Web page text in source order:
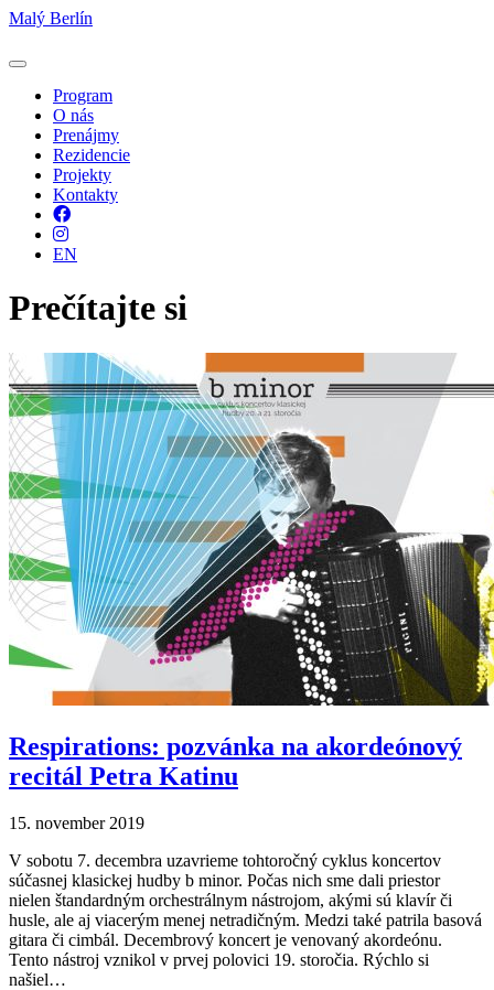
Malý Berlín
Program
O nás
Prenájmy
Rezidencie
Projekty
Kontakty
Facebook
Instagram
EN
Prečítajte si
Respirations: pozvánka na akordeónový
recitál Petra Katinu
15. november 2019
V sobotu 7. decembra uzavrieme tohtoročný cyklus koncertov
súčasnej klasickej hudby b minor. Počas nich sme dali priestor
nielen štandardným orchestrálnym nástrojom, akými sú klavír či
husle, ale aj viacerým menej netradičným. Medzi také patrila basová
gitara či cimbál. Decembrový koncert je venovaný akordeónu.
Tento nástroj vznikol v prvej polovici 19. storočia. Rýchlo si
našiel…